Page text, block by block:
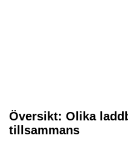
Översikt: Olika
tillsammans